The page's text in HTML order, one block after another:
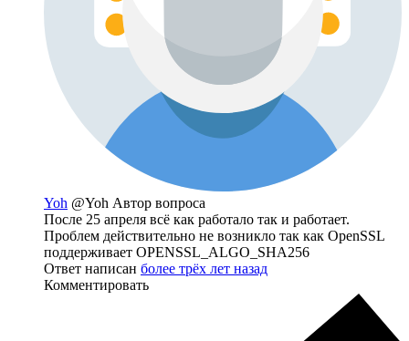
Yoh @Yoh Автор вопроса
После 25 апреля всё как работало так и работает.
Проблем действительно не возникло так как OpenSSL
поддерживает OPENSSL_ALGO_SHA256
Ответ написан более трёх лет назад
Комментировать